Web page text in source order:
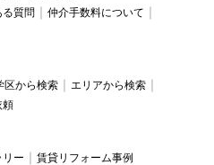
る質問
仲介手数料について
区から検索
エリアから検索
頼
ー 賃貸リフォーム事例